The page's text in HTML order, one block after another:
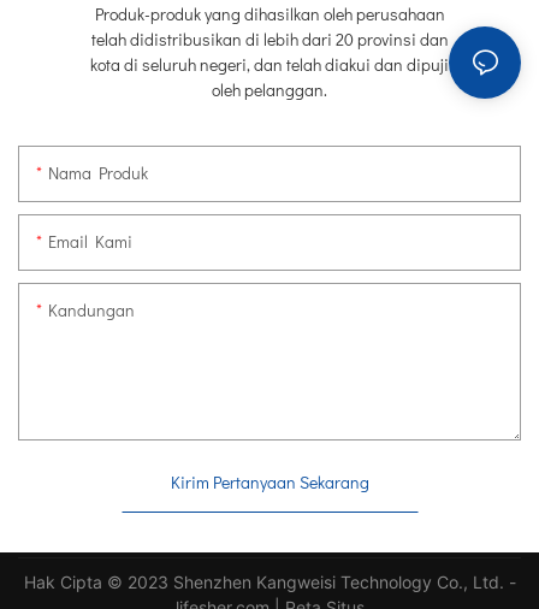
Produk-produk yang dihasilkan oleh perusahaan
telah didistribusikan di lebih dari 20 provinsi dan
kota di seluruh negeri, dan telah diakui dan dipuji
oleh pelanggan.
Nama Produk
Email Kami
Kandungan
Kirim Pertanyaan Sekarang
Hak Cipta © 2023 Shenzhen Kangweisi Technology Co., Ltd. -